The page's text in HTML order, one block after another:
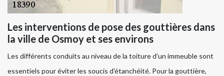
Les interventions de pose des gouttières dans
la ville de Osmoy et ses environs
Les différents conduits au niveau de la toiture d'un immeuble sont
essentiels pour éviter les soucis d'étanchéité. Pour la gouttière,